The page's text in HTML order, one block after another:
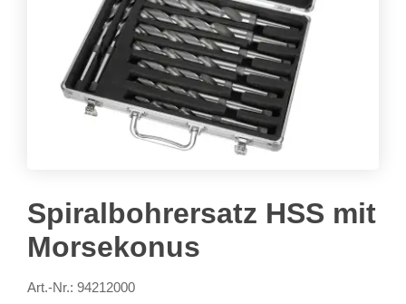
Spiralbohrersatz HSS mit
Morsekonus
Art.-Nr.: 94212000